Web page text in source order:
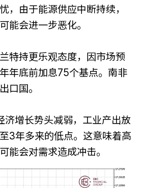
，由于能源供应中断持续，
能会进一步恶化。
特持更乐观态度，因市场预
年底前加息75个基点。南非
口国。
济增长势头减弱，工业产出放
3年多来的低点。这意味着高
能会对需求造成冲击。